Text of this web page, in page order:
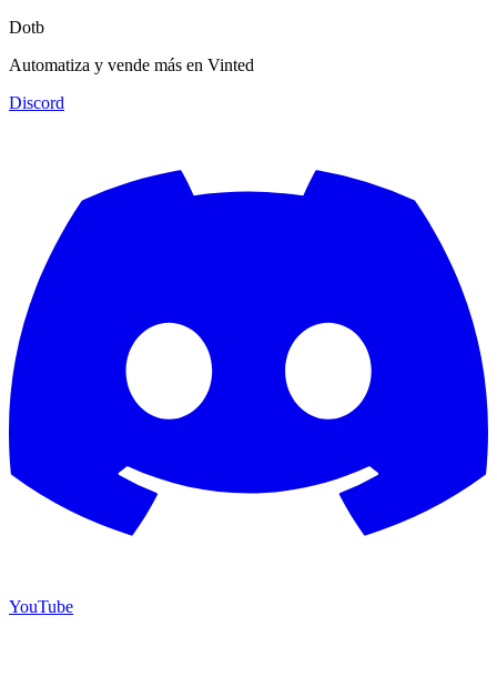
Dotb
Automatiza y vende más en Vinted
Discord
YouTube